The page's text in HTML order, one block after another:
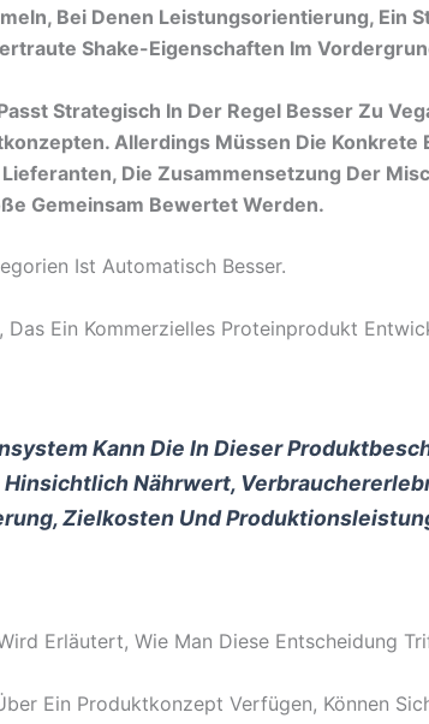
Bei Denen Leistungsorientierung, Ein
Shake-Eigenschaften Im
Strategisch In Der Regel Besser Zu
Allerdings Müssen Die Konkrete
Die Zusammensetzung Der
Gemeinsam Bewertet Werden.
Ist Automatisch Besser.
Das Ein Kommerzielles Proteinprodukt
Kann Die In Dieser
Nährwert,
Zielkosten Und
Erläutert, Wie Man Diese Entscheidung
Ein Produktkonzept Verfügen, Können